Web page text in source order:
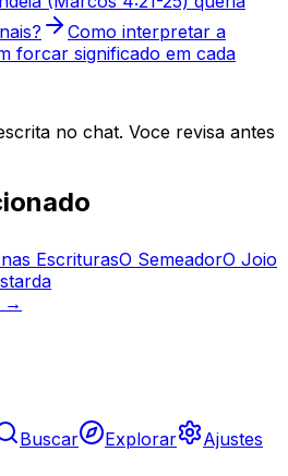
Como interpretar a
forcar significado em cada
no chat. Voce revisa antes
nas EscriturasO SemeadorO Joio
→
Buscar Explorar Ajustes